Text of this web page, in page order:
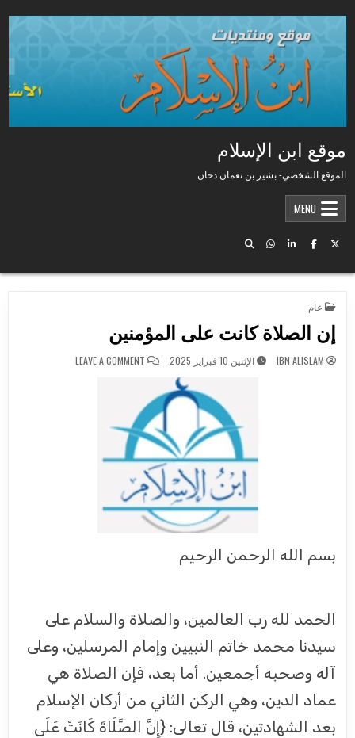
موقع ابن الإسلام
الموقع الشخصي- بشير بن نعمان دحان
MENU
POSTED IN
عام
إن الصلاة كانت على المؤمنين
IBN ALISLAM الإثنين 10 فبراير 2025 LEAVE A COMMENTON إن الصلاة كانت على المؤمنين
بسم الله الرحمن الرحيم
الحمد لله رب العالمين، والصلاة والسلام على
سيدنا محمد خاتم النبيين وإمام المرسلين، وعلى
آله وصحبه أجمعين. أما بعد، فإن الصلاة هي
عماد الدين، وهي الركن الثاني من أركان الإسلام
بعد الشهادتين، قال تعالى: {إِنَّ الصَّلَاةَ كَانَتْ عَلَى